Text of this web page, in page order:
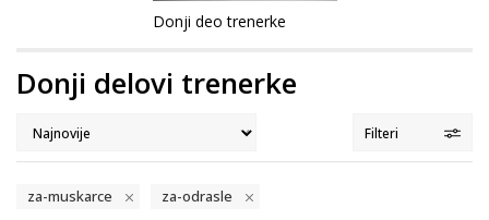
Donji deo trenerke
Donji delovi trenerke
Filteri
za-muskarce
za-odrasle